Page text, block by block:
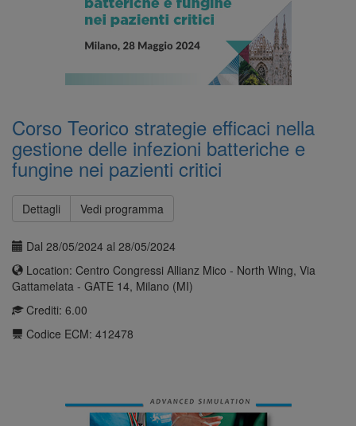
Corso Teorico strategie efficaci nella
gestione delle infezioni batteriche e
fungine nei pazienti critici
Dettagli Vedi programma
Dal 28/05/2024 al 28/05/2024
Location: Centro Congressi Allianz Mico - North Wing, Via
Gattamelata - GATE 14, Milano (MI)
Crediti: 6.00
Codice ECM: 412478